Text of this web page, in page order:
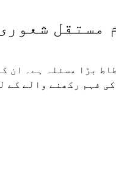
مستقل
بڑا مسئلہ ہے۔ ان
فہم رکھنے والے کے